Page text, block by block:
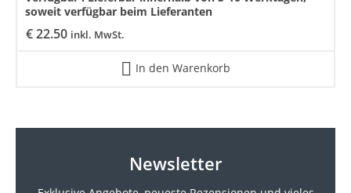
€22.50 inkl. MwSt.
soweit verfügbar beim Lieferanten
In den Warenkorb
Newsletter